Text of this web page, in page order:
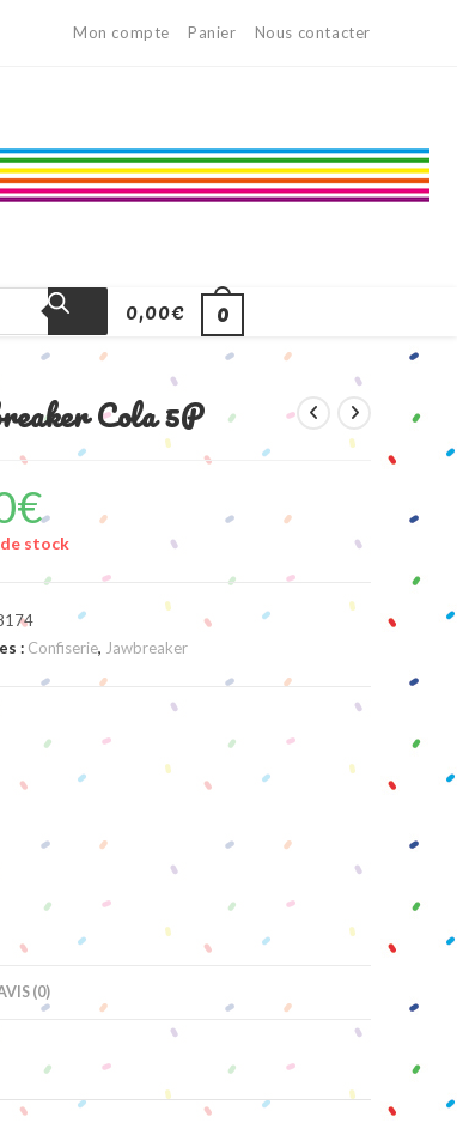
Mon compte Panier Nous contacter
0,00€ 0
Cola 5P
€
stock
: Confiserie, Jawbreaker
(0)